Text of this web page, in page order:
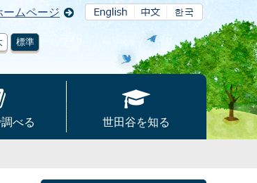
ームページ
標準
べる 世田谷を知る